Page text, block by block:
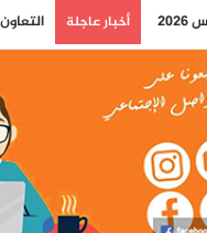
أخبار عاجلة